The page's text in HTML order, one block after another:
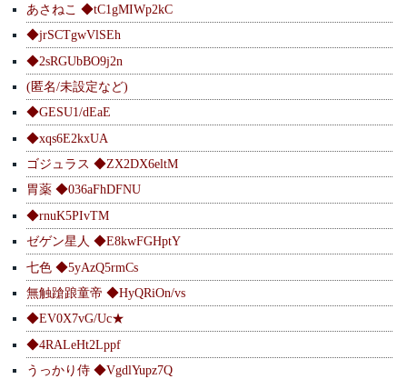
あさねこ ◆tC1gMIWp2kC
◆jrSCTgwVlSEh
◆2sRGUbBO9j2n
(匿名/未設定など)
◆GESU1/dEaE
◆xqs6E2kxUA
ゴジュラス ◆ZX2DX6eltM
胃薬 ◆036aFhDFNU
◆rnuK5PIvTM
ゼゲン星人 ◆E8kwFGHptY
七色 ◆5yAzQ5rmCs
無触蹌踉童帝 ◆HyQRiOn/vs
◆EV0X7vG/Uc★
◆4RALeHt2Lppf
うっかり侍 ◆VgdlYupz7Q